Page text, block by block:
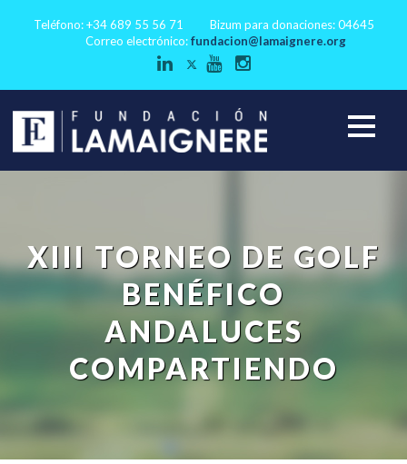
Teléfono: +34 689 55 56 71
Bizum para donaciones: 04645
Correo electrónico:fundacion@lamaignere.org
XIII TORNEO DE GOLF
BENÉFICO
ANDALUCES
COMPARTIENDO